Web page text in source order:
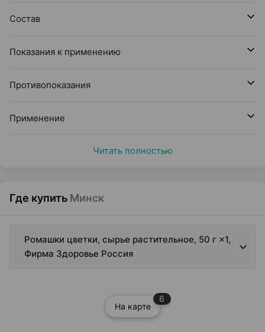
Состав
Показания к применению
Противопоказания
Применение
Читать полностью
Где купить Минск
Ромашки цветки, сырье растительное, 50 г ×1,
Фирма Здоровье Россия
На карте
6